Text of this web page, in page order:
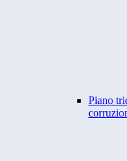
Piano